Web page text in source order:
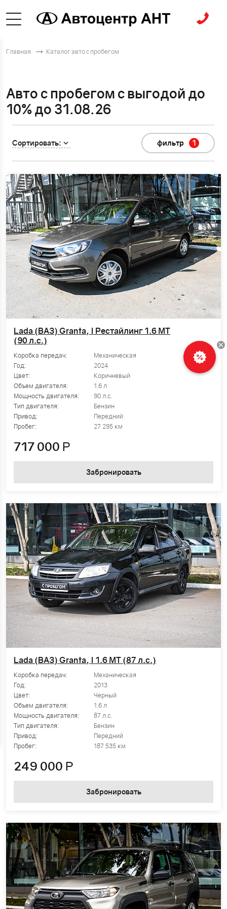
Главная Каталог авто с пробегом
Авто с пробегом с выгодой до
10% до 31.08.26
Сортировать: фильтр 1
Lada (ВАЗ) Granta, I Рестайлинг 1.6 MT
(90 л.с.)
Коробка передач:
Механическая
Год:
2024
Цвет:
Коричневый
Объем двигателя:
1.6 л
Мощность двигателя:
90 л.с.
Тип двигателя:
Бензин
Привод:
Передний
Пробег:
27 295 км
717 000 Р
Забронировать
Lada (ВАЗ) Granta, I 1.6 MT (87 л.с.)
Коробка передач:
Механическая
Год:
2013
Цвет:
Черный
Объем двигателя:
1.6 л
Мощность двигателя:
87 л.с.
Тип двигателя:
Бензин
Привод:
Передний
Пробег:
187 535 км
249 000 Р
Забронировать
Рассчитать
кредит